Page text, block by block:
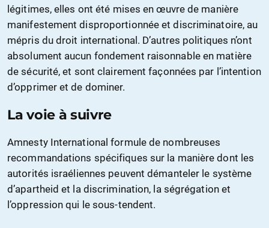
légitimes, elles ont été mises en œuvre de manière
manifestement disproportionnée et discriminatoire, au
mépris du droit international. D’autres politiques n’ont
absolument aucun fondement raisonnable en matière
de sécurité, et sont clairement façonnées par l’intention
d’opprimer et de dominer.
La voie à suivre
Amnesty International formule de nombreuses
recommandations spécifiques sur la manière dont les
autorités israéliennes peuvent démanteler le système
d’apartheid et la discrimination, la ségrégation et
l’oppression qui le sous-tendent.